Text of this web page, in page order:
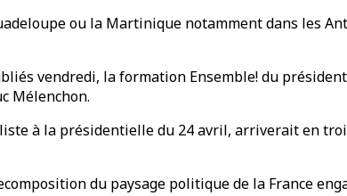
ou la Martinique notamment dans les
vendredi, la formation Ensemble! du
Mélenchon.
à la présidentielle du 24 avril, arriverait en
du paysage politique de la France